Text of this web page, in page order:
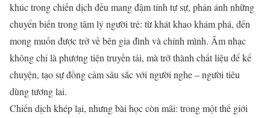
khúc trong chiến dịch đều mang đậm tính tự sự, phản ánh những
chuyển biến trong tâm lý người trẻ: từ khát khao khám phá, đến
mong muốn được trở về bên gia đình và chính mình. Âm nhạc
không chỉ là phương tiện truyền tải, mà trở thành chất liệu để kể
chuyện, tạo sự đồng cảm sâu sắc với người nghe – người tiêu
dùng tương lai.
Chiến dịch khép lại, nhưng bài học còn mãi: trong một thế giới